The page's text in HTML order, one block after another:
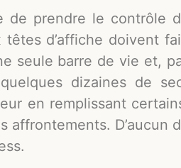
de prendre le contrôle
têtes d’affiche doivent
seule barre de vie et,
dizaines de
en remplissant
D’aucun